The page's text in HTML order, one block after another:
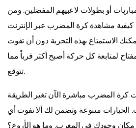
أو بطولات لاعبيهم المفضلين. ومن
كيفية مشاهدة كرة المضرب عبر الإنترنت
الاستمتاع بهذه التجربة دون أن تفوت
لمتابعة كل حركة أصبح أكثر قرباً مما
تتوقع.
كرة المضرب مباشرة الآن تغير الطريقة
الخيارات متنوعة وتضمن لك ألا تفوت أي
مكان وجودك في المغرب. وما هو الأروع؟